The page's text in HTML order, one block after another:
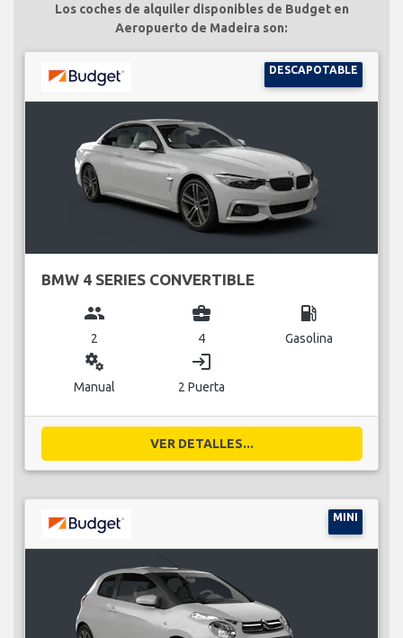
Los coches de alquiler disponibles de Budget en
Aeropuerto de Madeira son:
DESCAPOTABLE
BMW 4 SERIES CONVERTIBLE
group
2
business_center
4
local_gas_station
Gasolina
miscellaneous_services
Manual
login
2 Puerta
VER DETALLES...
MINI